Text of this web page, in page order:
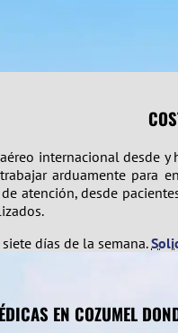
internacional desde
arduamente para
atención, desde
días de la semana.
EN COZUMEL